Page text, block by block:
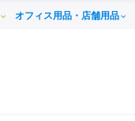
オフィス用品・店舗用品